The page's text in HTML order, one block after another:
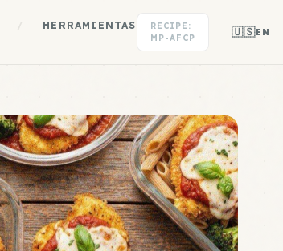
HERRAMIENTAS
RECIPE:
MP-AFCP
🇺🇸EN